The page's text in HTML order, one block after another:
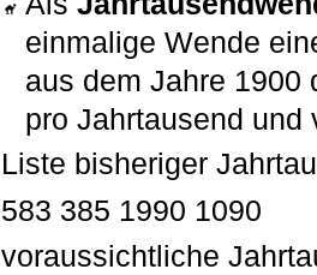
einmalige Wende
aus dem Jahre 1900
pro Jahrtausend und
Liste bisheriger
583 385 1990 1090
voraussichtliche